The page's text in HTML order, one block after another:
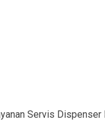
Servis